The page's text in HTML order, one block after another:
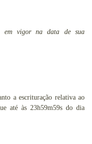
em vigor na data de sua
a escrituração relativa ao
até às 23h59m59s do dia